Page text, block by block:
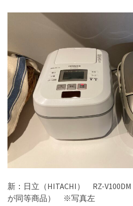
新：日立（HITACHI） RZ-V100DM
が同等商品） ※写真左